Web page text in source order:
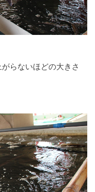
らないほどの大きさ